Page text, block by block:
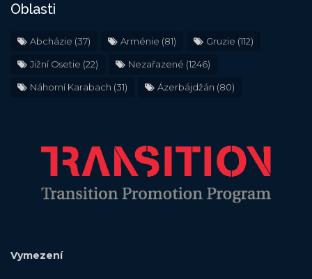
Oblasti
Abcházie (37) Arménie (81) Gruzie (112)
Jižní Osetie (22) Nezařazené (1246)
Náhorní Karabach (31) Ázerbájdžán (80)
Vymezení